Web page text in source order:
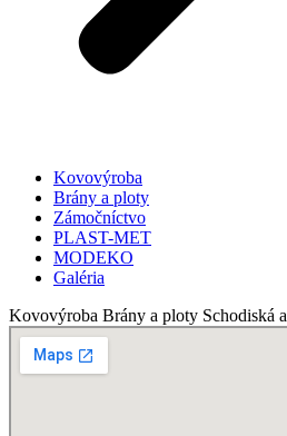
Kovovýroba
Brány a ploty
Zámočníctvo
PLAST-MET
MODEKO
Galéria
Kovovýroba Brány a ploty Schodiská